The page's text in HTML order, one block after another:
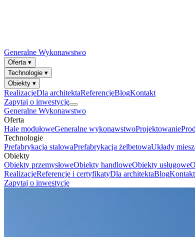
Generalne Wykonawstwo
Oferta ▾
Technologie ▾
Obiekty ▾
RealizacjeDla architektaReferencjeBlogKontakt
Zapytaj o inwestycję
Generalne Wykonawstwo
Oferta
Hale modułoweGeneralne wykonawstwoProjektowanie
Technologie
Prefabrykacja stalowaPrefabrykacja żelbetowaUkłady
Obiekty
Obiekty przemysłoweObiekty handloweObiekty usługowe
RealizacjeReferencje i certyfikatyDla architektaBlogKontakt
Zapytaj o inwestycję